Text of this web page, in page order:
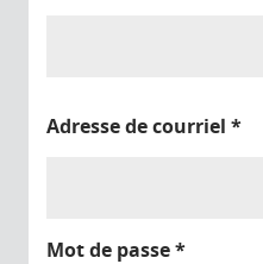
Adresse de courriel *
Mot de passe*